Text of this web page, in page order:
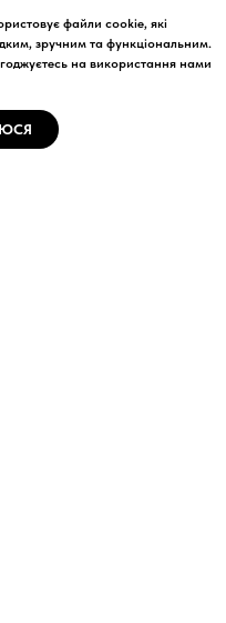
файли cookie, які
зручним та функціональним.
на використання нами
бути опубліковані
наукових
від 14.09.2010 р.